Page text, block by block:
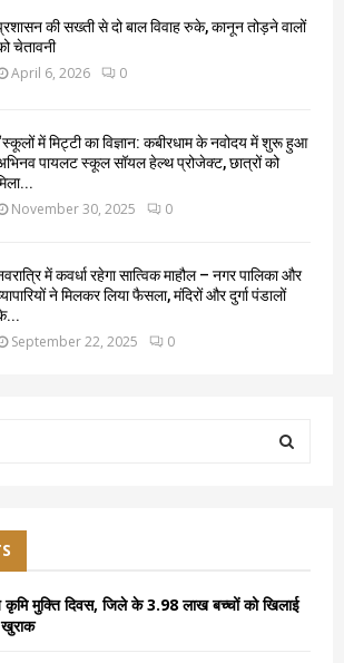
की सख्ती से दो बाल विवाह रुके, कानून तोड़ने वालों
चेतावनी
April 6, 2026 0
में मिट्टी का विज्ञान: कबीरधाम के नवोदय में शुरू हुआ
पायलट स्कूल सॉयल हेल्थ प्रोजेक्ट, छात्रों को
November 30, 2025 0
में कवर्धा रहेगा सात्विक माहौल – नगर पालिका और
ने मिलकर लिया फैसला, मंदिरों और दुर्गा पंडालों
September 22, 2025 0
कृमि मुक्ति दिवस, जिले के 3.98 लाख बच्चों को खिलाई
खुराक